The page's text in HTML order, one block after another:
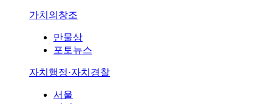
가치의창조
만물상
포토뉴스
자치행정·자치경찰
서울